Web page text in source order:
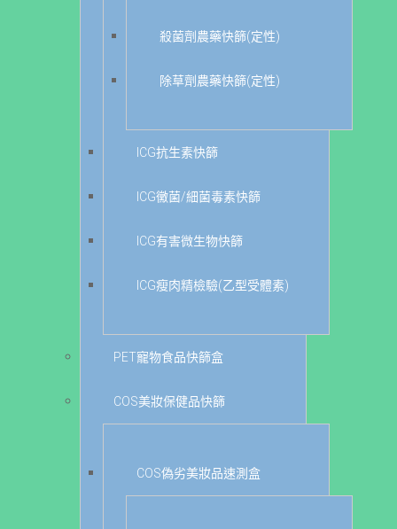
殺菌劑農藥快篩(定性)
除草劑農藥快篩(定性)
ICG抗生素快篩
ICG黴菌/細菌毒素快篩
ICG有害微生物快篩
ICG瘦肉精檢驗(乙型受體素)
PET寵物食品快篩盒
COS美妝保健品快篩
COS偽劣美妝品速測盒